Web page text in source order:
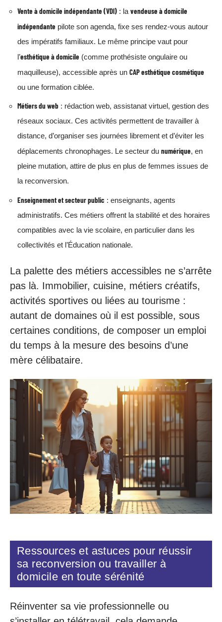
Vente à domicile indépendante (VDI) : la vendeuse à domicile
indépendante pilote son agenda, fixe ses rendez-vous autour
des impératifs familiaux. Le même principe vaut pour
l’esthétique à domicile (comme prothésiste ongulaire ou
maquilleuse), accessible après un CAP esthétique cosmétique
ou une formation ciblée.
Métiers du web : rédaction web, assistanat virtuel, gestion des
réseaux sociaux. Ces activités permettent de travailler à
distance, d’organiser ses journées librement et d’éviter les
déplacements chronophages. Le secteur du numérique, en
pleine mutation, attire de plus en plus de femmes issues de
la reconversion.
Enseignement et secteur public : enseignants, agents
administratifs. Ces métiers offrent la stabilité et des horaires
compatibles avec la vie scolaire, en particulier dans les
collectivités et l’Éducation nationale.
La palette des métiers accessibles ne s’arrête
pas là. Immobilier, cuisine, métiers créatifs,
activités sportives ou liées au tourisme :
autant de domaines où il est possible, sous
certaines conditions, de composer un emploi
du temps à la mesure des besoins d’une
mère célibataire.
Ressources et astuces pour réussir
sa reconversion ou travailler à
domicile en toute sérénité
Réinventer sa vie professionnelle ou